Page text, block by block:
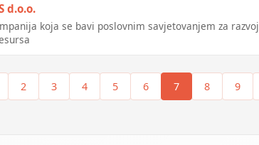
d.o.o.
koja se bavi poslovnim savjetovanjem za razvoj
2 3 4 5 6 7 8 9